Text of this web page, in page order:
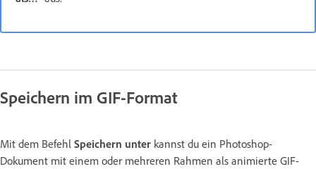
Speichern im GIF-Format
Mit dem Befehl Speichern unter kannst du ein Photoshop-
Dokument mit einem oder mehreren Rahmen als animierte GIF-